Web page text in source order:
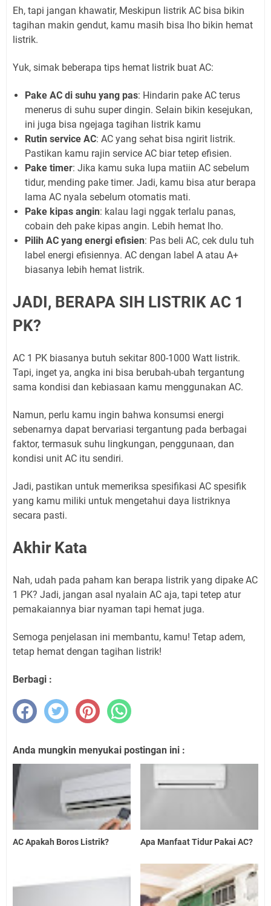
Eh, tapi jangan khawatir, Meskipun listrik AC bisa bikin
tagihan makin gendut, kamu masih bisa lho bikin hemat
listrik.
Yuk, simak beberapa tips hemat listrik buat AC:
Pake AC di suhu yang pas: Hindarin pake AC terus
menerus di suhu super dingin. Selain bikin kesejukan,
ini juga bisa ngejaga tagihan listrik kamu
Rutin service AC: AC yang sehat bisa ngirit listrik.
Pastikan kamu rajin service AC biar tetep efisien.
Pake timer: Jika kamu suka lupa matiin AC sebelum
tidur, mending pake timer. Jadi, kamu bisa atur berapa
lama AC nyala sebelum otomatis mati.
Pake kipas angin: kalau lagi nggak terlalu panas,
cobain deh pake kipas angin. Lebih hemat lho.
Pilih AC yang energi efisien: Pas beli AC, cek dulu tuh
label energi efisiennya. AC dengan label A atau A+
biasanya lebih hemat listrik.
JADI, BERAPA SIH LISTRIK AC 1
PK?
AC 1 PK biasanya butuh sekitar 800-1000 Watt listrik.
Tapi, inget ya, angka ini bisa berubah-ubah tergantung
sama kondisi dan kebiasaan kamu menggunakan AC.
Namun, perlu kamu ingin bahwa konsumsi energi
sebenarnya dapat bervariasi tergantung pada berbagai
faktor, termasuk suhu lingkungan, penggunaan, dan
kondisi unit AC itu sendiri.
Jadi, pastikan untuk memeriksa spesifikasi AC spesifik
yang kamu miliki untuk mengetahui daya listriknya
secara pasti.
Akhir Kata
Nah, udah pada paham kan berapa listrik yang dipake AC
1 PK? Jadi, jangan asal nyalain AC aja, tapi tetep atur
pemakaiannya biar nyaman tapi hemat juga.
Semoga penjelasan ini membantu, kamu! Tetap adem,
tetap hemat dengan tagihan listrik!
Berbagi :
Anda mungkin menyukai postingan ini :
AC Apakah Boros Listrik? Apa Manfaat Tidur Pakai AC?